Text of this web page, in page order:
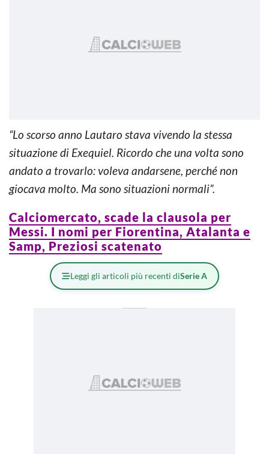
“Lo scorso anno Lautaro stava vivendo la stessa
situazione di Exequiel. Ricordo che una volta sono
andato a trovarlo: voleva andarsene, perché non
giocava molto. Ma sono situazioni normali”.
Calciomercato, scade la clausola per
Messi. I nomi per Fiorentina, Atalanta e
Samp, Preziosi scatenato
Leggi gli articoli più recenti diSerie A